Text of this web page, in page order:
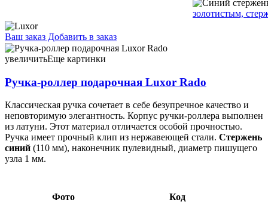
золотистым,
Ваш заказ Добавить в заказ
Ручка-роллер подарочная Luxor Rado корпус черный с
золотистыми элементами, стержень синий 22,19 099845
увеличитьЕще картинки
Ручка-роллер подарочная Luxor Rado
Классическая ручка сочетает в себе безупречное качество и
неповторимую элегантность. Корпус ручки-роллера выполнен
из латуни. Этот материал отличается особой прочностью.
Ручка имеет прочный клип из нержавеющей стали. Стержень
синий (110 мм), наконечник пулевидный, диаметр пишущего
узла 1 мм.
Фото Код